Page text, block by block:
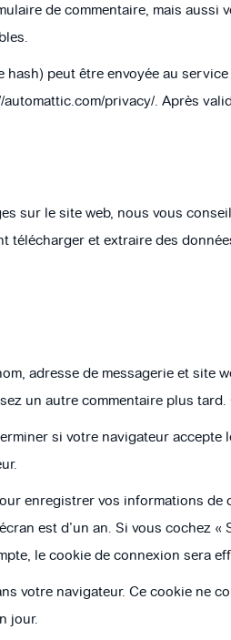
de commentaire, mais aussi
hash) peut être envoyée au
privacy/. Après
sur le site web, nous vous
télécharger et extraire des
adresse de messagerie et site
un autre commentaire plus tard.
si votre navigateur accepte
enregistrer vos informations de
est d’un an. Si vous cochez
le cookie de connexion sera
votre navigateur. Ce cookie ne
jour.